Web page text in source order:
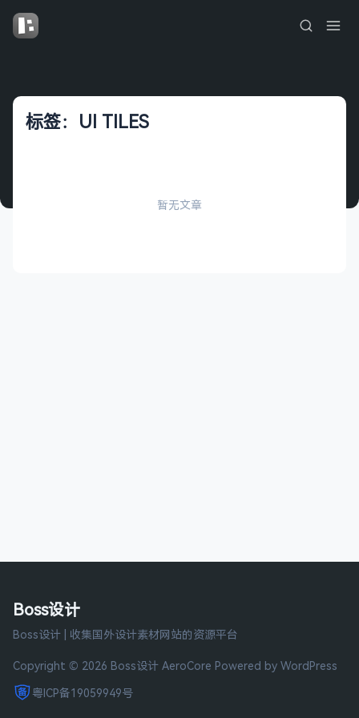
标签：UI TILES
暂无文章
Boss设计
Boss设计 | 收集国外设计素材网站的资源平台
Copyright © 2026 Boss设计 AeroCore Powered by WordPress
粤ICP备19059949号